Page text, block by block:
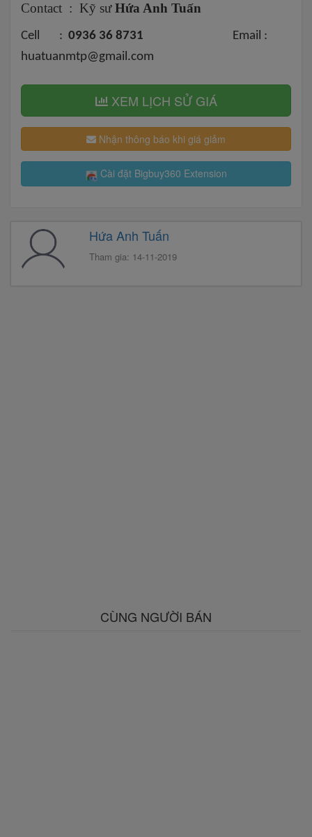
Contact : Kỹ sưHứa Anh Tuấn
Cell : 0936 36 8731 Email :
huatuanmtp@gmail.com
XEM LỊCH SỬ GIÁ
Nhận thông báo khi giá giảm
Cài đặt Bigbuy360 Extension
Hứa Anh Tuấn
Tham gia: 14-11-2019
CÙNG NGƯỜI BÁN